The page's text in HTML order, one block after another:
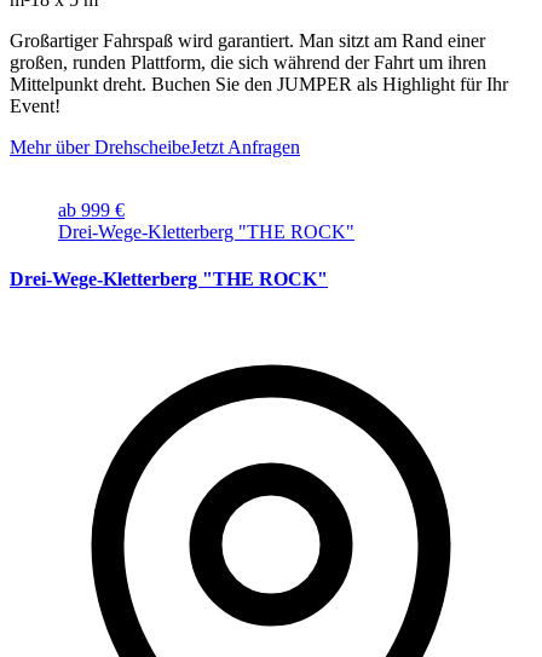
Großartiger Fahrspaß wird garantiert. Man sitzt am Rand einer
großen, runden Plattform, die sich während der Fahrt um ihren
Mittelpunkt dreht. Buchen Sie den JUMPER als Highlight für Ihr
Event!
Mehr über DrehscheibeJetzt Anfragen
ab 999 €
Drei-Wege-Kletterberg "THE ROCK"
Drei-Wege-Kletterberg "THE ROCK"